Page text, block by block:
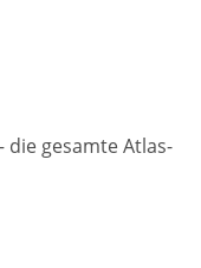
die gesamte Atlas-